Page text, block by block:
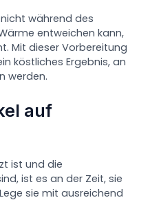
während des
entweichen kann,
Mit dieser Vorbereitung
köstliches Ergebnis, an
werden.
auf
ist und die
ist es an der Zeit, sie
sie mit ausreichend